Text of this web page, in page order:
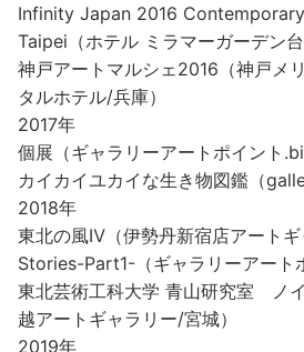
Infinity Japan 2016
Taipei（ホテル ミラマーガーデン台
神戸アートマルシェ2016（神戸メ
タルホテル/兵庫）
2017年
個展（ギャラリーアートポイント
カイカイユカイな生き物図鑑（
2018年
東北の風Ⅳ（伊勢丹新宿店アートギ
Stories-Part1-（ギャラリーアート
東北芸術工科大学 青山研究室 ノ
越アートギャラリー/宮城）
2019年